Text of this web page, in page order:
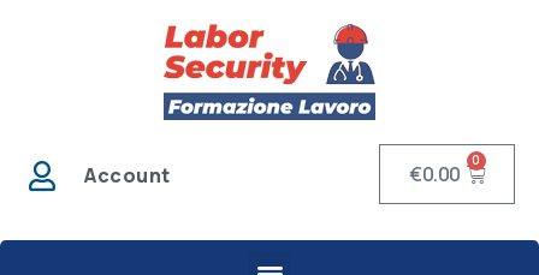
Account €0.00
0